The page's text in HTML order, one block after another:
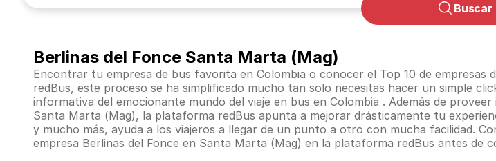
Buscar
Berlinas del Fonce Santa Marta (Mag)
Encontrar tu empresa de bus favorita en Colombia o conocer el Top 10 de
redBus, este proceso se ha simplificado mucho tan solo necesitas hacer un simple
informativa del emocionante mundo del viaje en bus en Colombia . Además de
Santa Marta (Mag), la plataforma redBus apunta a mejorar drásticamente tu
y mucho más, ayuda a los viajeros a llegar de un punto a otro con mucha facilidad.
empresa Berlinas del Fonce en Santa Marta (Mag) en la plataforma redBus antes de